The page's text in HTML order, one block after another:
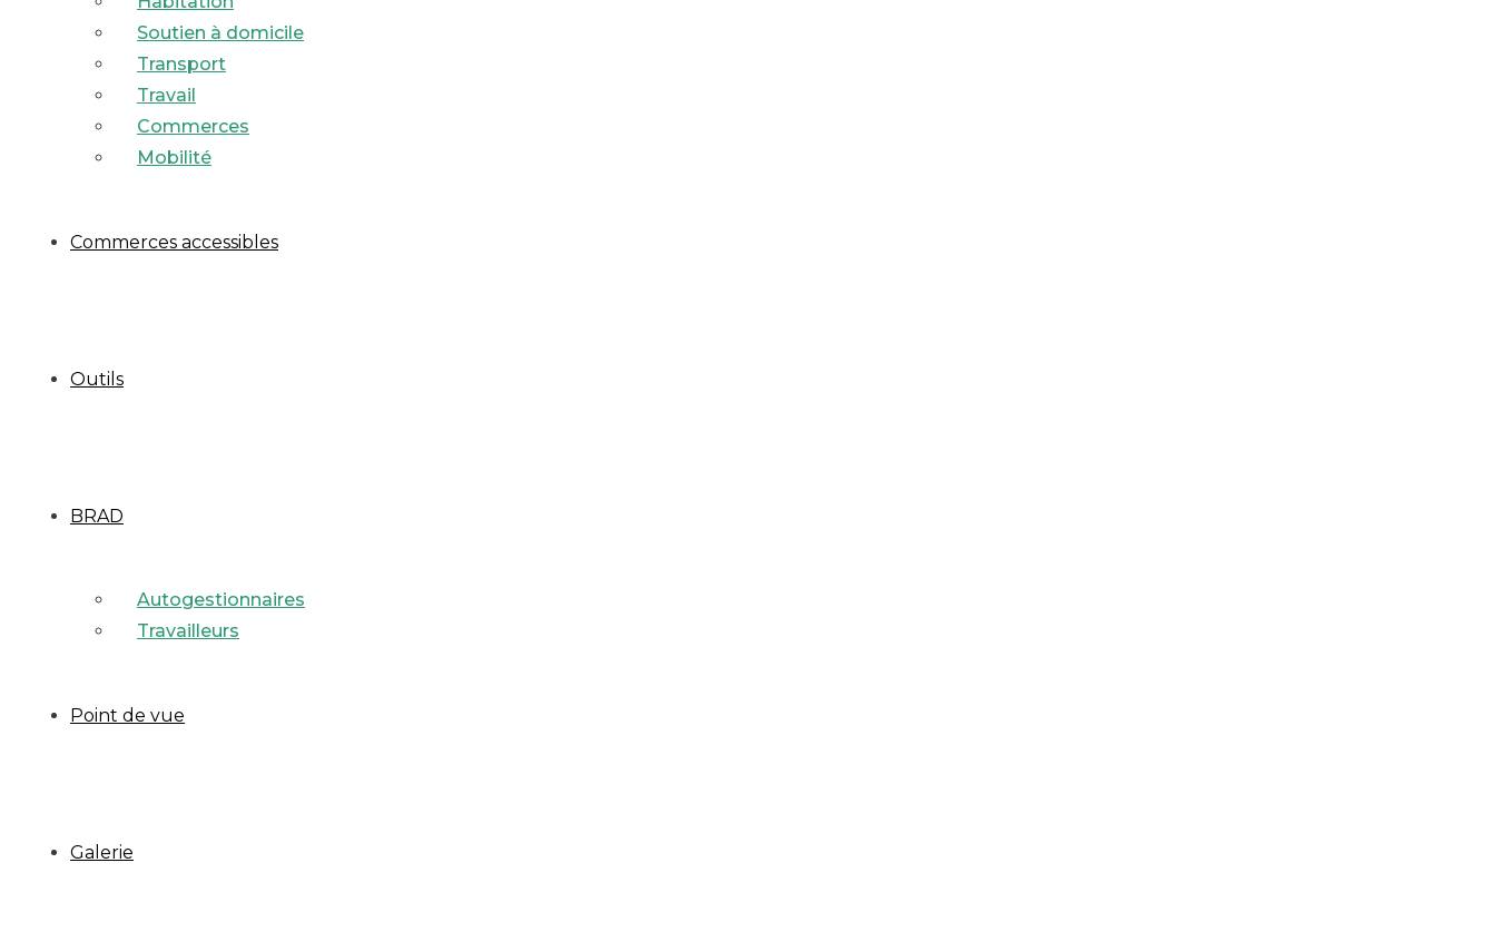
Soutien à domicile
Transport
Travail
Commerces
Mobilité
Commerces accessibles
Outils
BRAD
Autogestionnaires
Travailleurs
Point de vue
Galerie